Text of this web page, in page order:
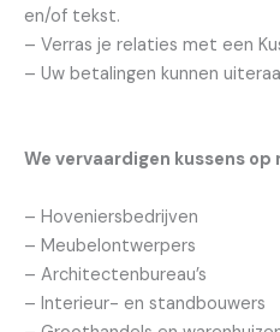
en/of tekst.
– Verras je relaties met een
– Uw betalingen kunnen
We vervaardigen kussens op
– Hoveniersbedrijven
– Meubelontwerpers
– Architectenbureau’s
– Interieur- en standbouwers